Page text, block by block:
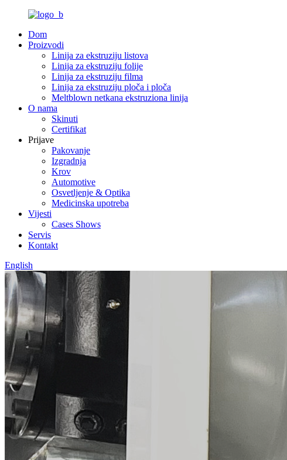
Dom
Proizvodi
Linija za ekstruziju listova
Linija za ekstruziju folije
Linija za ekstruziju filma
Linija za ekstruziju ploča i ploča
Meltblown netkana ekstruziona linija
O nama
Skinuti
Certifikat
Prijave
Pakovanje
Izgradnja
Krov
Automotive
Osvetljenje & Optika
Medicinska upotreba
Vijesti
Cases Shows
Servis
Kontakt
English